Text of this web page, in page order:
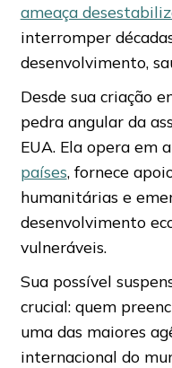
ameaça
interromper
desenvolvimento,
Desde sua criação
pedra angular da
EUA. Ela opera em
países, fornece
humanitárias e
desenvolvimento
vulneráveis.
Sua possível
crucial: quem
uma das maiores
internacional do